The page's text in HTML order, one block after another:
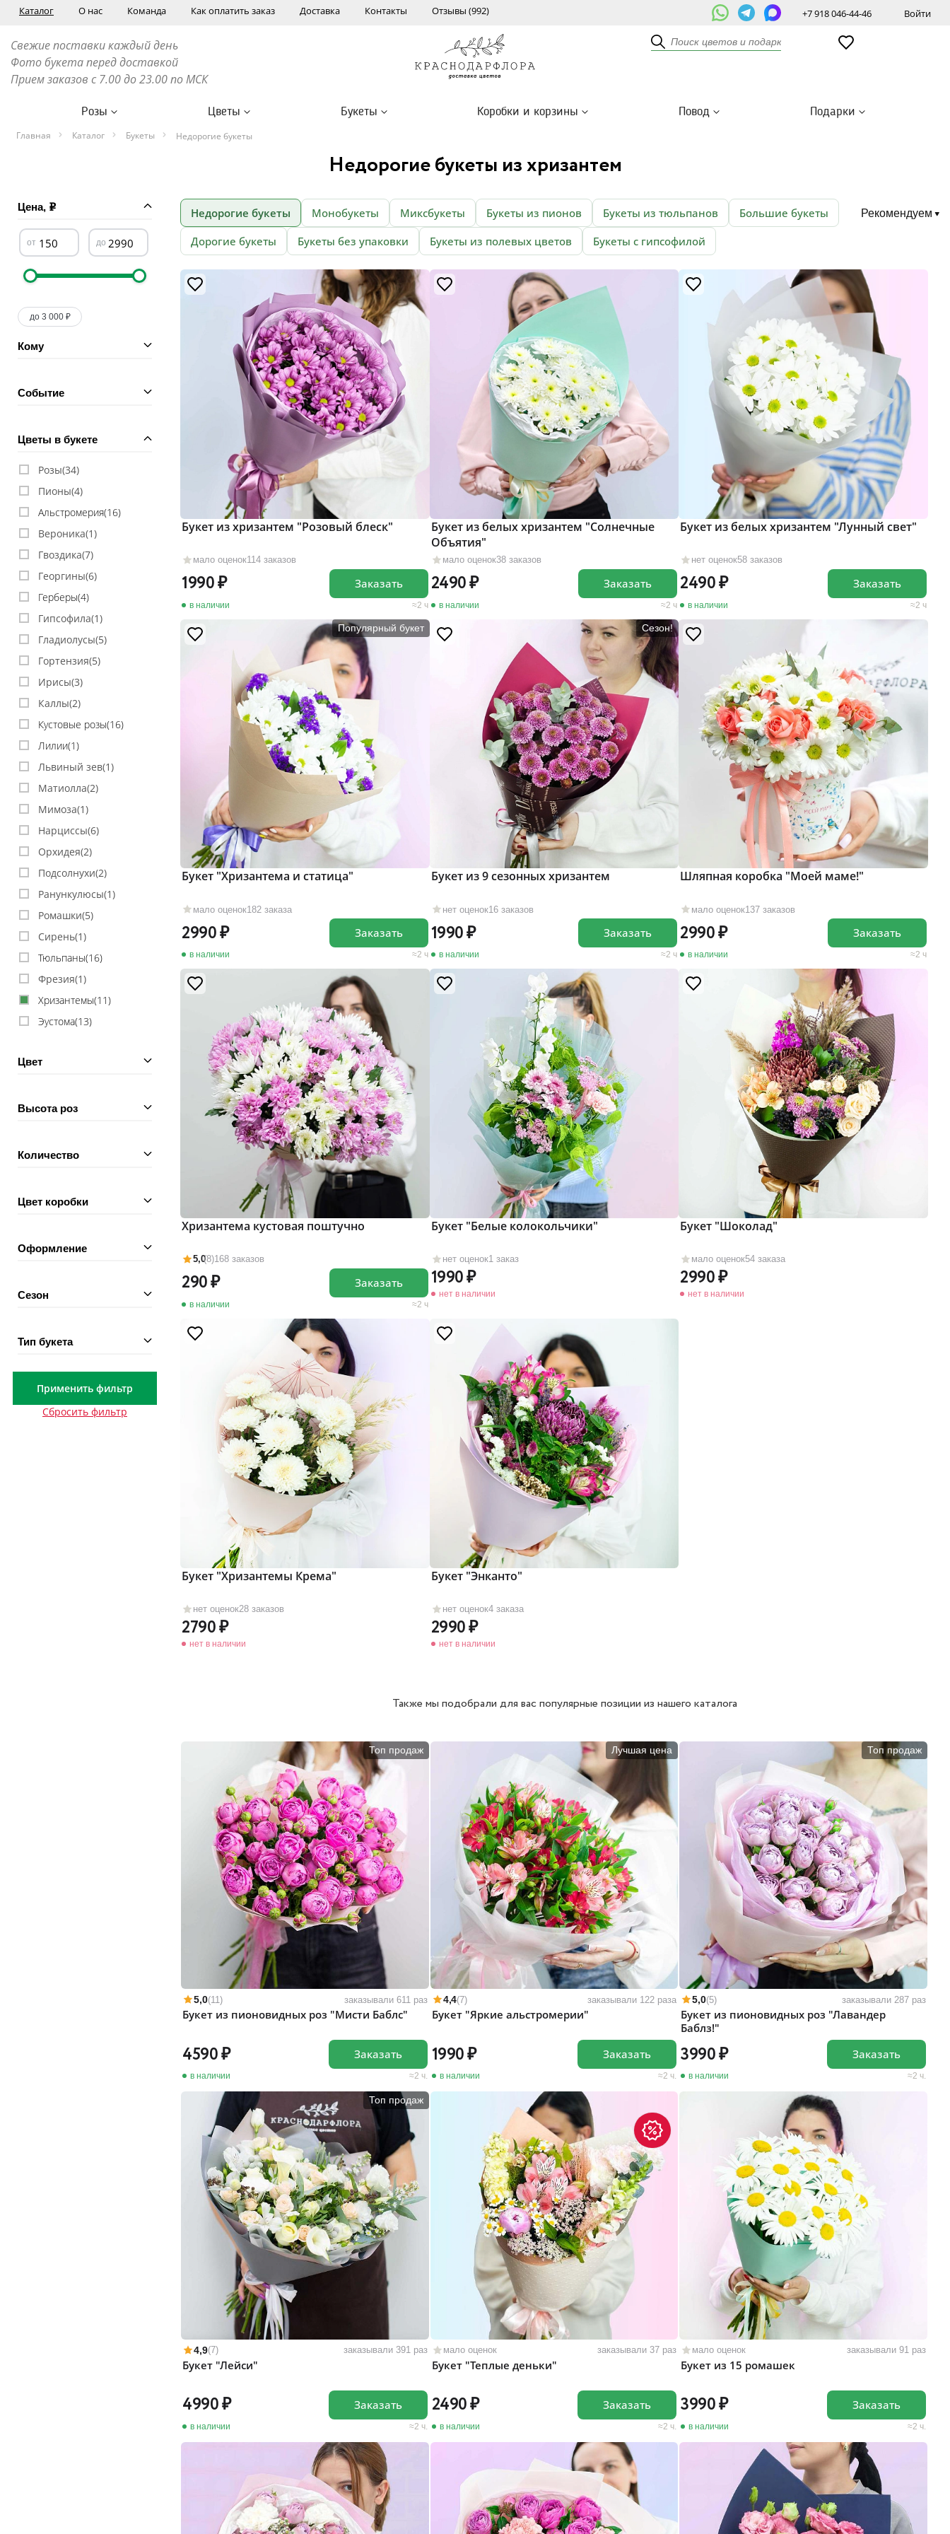
Каталог О нас Команда Как оплатить заказ Доставка Контакты Отзывы (992) +7 918 046-44-46 Войти
Свежие поставки каждый день
Фото букета перед доставкой
Прием заказов с 7.00 до 23.00 по МСК
Розы Цветы Букеты Коробки и корзины Повод Подарки
Главная Каталог Букеты Недорогие букеты
Недорогие букеты из хризантем
Цена,
до 3 000 ₽
Кому
Событие
Цветы в букете
Розы(34)
Пионы(4)
Альстромерия(16)
Вероника(1)
Гвоздика(7)
Георгины(6)
Герберы(4)
Гипсофила(1)
Гладиолусы(5)
Гортензия(5)
Ирисы(3)
Каллы(2)
Кустовые розы(16)
Лилии(1)
Львиный зев(1)
Матиолла(2)
Мимоза(1)
Нарциссы(6)
Орхидея(2)
Подсолнухи(2)
Ранункулюсы(1)
Ромашки(5)
Сирень(1)
Тюльпаны(16)
Фрезия(1)
Хризантемы(11)
Эустома(13)
Цвет
Высота роз
Количество
Цвет коробки
Оформление
Сезон
Тип букета
Применить фильтр
Сбросить фильтр
Недорогие букеты Монобукеты Миксбукеты Букеты из пионов Букеты из тюльпанов
Большие букеты
Дорогие букеты
Букеты без упаковки Букеты из полевых цветов Букеты с гипсофилой
Рекомендуем
мало оценок114 заказов
Букет из хризантем "Розовый блеск"
1990
в наличии 2 ч
Заказать
мало оценок38 заказов
Букет из белых хризантем "Солнечные
Объятия"
2490
в наличии 2 ч
Заказать
нет оценок58 заказов
Букет из белых хризантем "Лунный свет"
2490
в наличии 2 ч
Заказать
Популярный букет
мало оценок182 заказа
Букет "Хризантема и статица"
2990
в наличии 2 ч
Заказать
Сезон!
нет оценок16 заказов
Букет из 9 сезонных хризантем
1990
в наличии 2 ч
Заказать
мало оценок137 заказов
Шляпная коробка "Моей маме!"
2990
в наличии 2 ч
Заказать
5,0(8)168 заказов
Хризантема кустовая поштучно
290
в наличии 2 ч
Заказать
нет оценок1 заказ
Букет "Белые колокольчики"
1990
нет в наличии
мало оценок54 заказа
Букет "Шоколад"
2990
нет в наличии
нет оценок28 заказов
Букет "Хризантемы Крема"
2790
нет в наличии
нет оценок4 заказа
Букет "Энканто"
2990
нет в наличии
Также мы подобрали для вас популярные позиции из нашего каталога
Топ продаж
5,0(11) заказывали 611 раз
Букет из пионовидных роз "Мисти Баблс"
4590
в наличии 2 ч.
Заказать
Лучшая цена
4,4(7) заказывали 122 раза
Букет "Яркие альстромерии"
1990
в наличии 2 ч.
Заказать
Топ продаж
5,0(5) заказывали 287 раз
Букет из пионовидных роз "Лавандер
Баблз!"
3990
в наличии 2 ч.
Заказать
Топ продаж
4,9(7) заказывали 391 раз
Букет "Лейси"
4990
в наличии 2 ч.
Заказать
мало оценок заказывали 37 раз
Букет "Теплые деньки"
2490
в наличии 2 ч.
Заказать
мало оценок заказывали 91 раз
Букет из 15 ромашек
3990
в наличии 2 ч.
Заказать